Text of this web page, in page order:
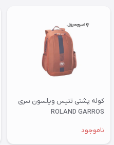
کوله پشتی تنیس ویلسون سری
ROLAND GARROS
ناموجود